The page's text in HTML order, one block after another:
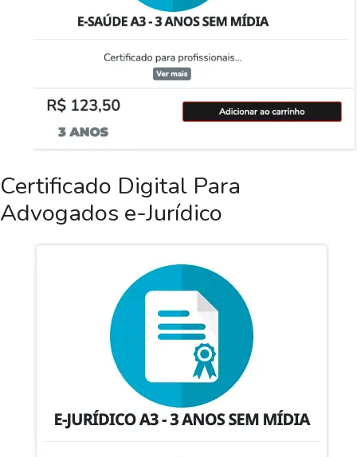
Certificado Digital Para
Advogados e-Jurídico